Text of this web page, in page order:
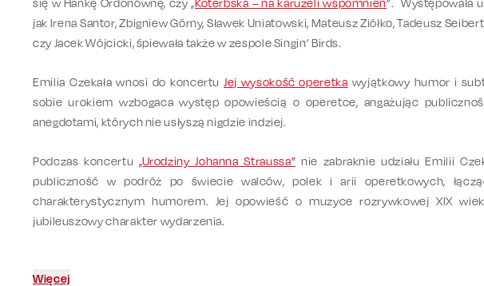
się w Hankę Ordonównę, czy „Koterbska – na karuzeli wspomnień”. Występowała
jak Irena Santor, Zbigniew Górny, Sławek Uniatowski, Mateusz Ziółko, Tadeusz
czy Jacek Wójcicki, śpiewała także w zespole Singin’ Birds.
Emilia Czekała wnosi do koncertu Jej wysokość operetka wyjątkowy humor i
sobie urokiem wzbogaca występ opowieścią o operetce, angażując
anegdotami, których nie usłyszą nigdzie indziej.
Podczas koncertu „Urodziny Johanna Straussa” nie zabraknie udziału Emilii
publiczność w podróż po świecie walców, polek i arii operetkowych,
charakterystycznym humorem. Jej opowieść o muzyce rozrywkowej XIX
jubileuszowy charakter wydarzenia.
Więcej